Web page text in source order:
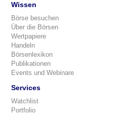
Wissen
Börse besuchen
Über die Börsen
Wertpapiere
Handeln
Börsenlexikon
Publikationen
Events und Webinare
Services
Watchlist
Portfolio